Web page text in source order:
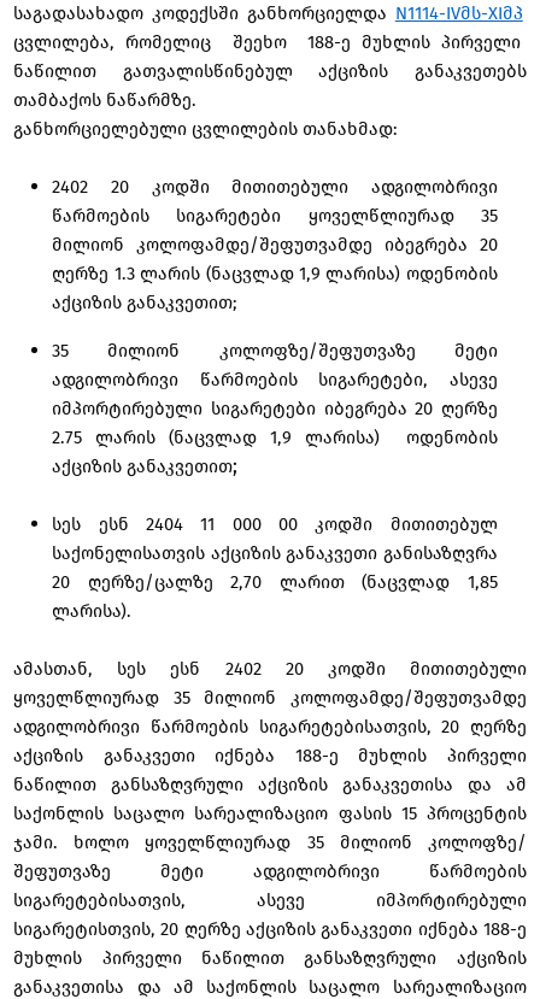
საგადასახადო კოდექსში განხორციელდა N1114-IVმს-XIმპ
ცვლილება, რომელიც შეეხო 188-ე მუხლის პირველი
ნაწილით გათვალისწინებულ აქციზის განაკვეთებს
თამბაქოს ნაწარმზე.
განხორციელებული ცვლილების თანახმად:
2402 20 კოდში მითითებული ადგილობრივი
წარმოების სიგარეტები ყოველწლიურად 35
მილიონ კოლოფამდე/შეფუთვამდე იბეგრება 20
ღერზე 1.3 ლარის (ნაცვლად 1,9 ლარისა) ოდენობის
აქციზის განაკვეთით;
35 მილიონ კოლოფზე/შეფუთვაზე მეტი
ადგილობრივი წარმოების სიგარეტები, ასევე
იმპორტირებული სიგარეტები იბეგრება 20 ღერზე
2.75 ლარის (ნაცვლად 1,9 ლარისა) ოდენობის
აქციზის განაკვეთით;
სეს ესნ 2404 11 000 00 კოდში მითითებულ
საქონელისათვის აქციზის განაკვეთი განისაზღვრა
20 ღერზე/ცალზე 2,70 ლარით (ნაცვლად 1,85
ლარისა).
ამასთან, სეს ესნ 2402 20 კოდში მითითებული
ყოველწლიურად 35 მილიონ კოლოფამდე/შეფუთვამდე
ადგილობრივი წარმოების სიგარეტებისათვის, 20 ღერზე
აქციზის განაკვეთი იქნება 188-ე მუხლის პირველი
ნაწილით განსაზღვრული აქციზის განაკვეთისა და ამ
საქონლის საცალო სარეალიზაციო ფასის 15 პროცენტის
ჯამი. ხოლო ყოველწლიურად 35 მილიონ კოლოფზე/
შეფუთვაზე მეტი ადგილობრივი წარმოების
სიგარეტებისათვის, ასევე იმპორტირებული
სიგარეტისთვის, 20 ღერზე აქციზის განაკვეთი იქნება 188-ე
მუხლის პირველი ნაწილით განსაზღვრული აქციზის
განაკვეთისა და ამ საქონლის საცალო სარეალიზაციო